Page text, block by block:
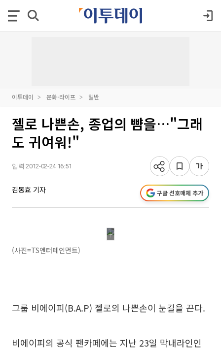
이투데이 문화·라이프 일반
젤로 나쁜손, 종업의 뺨을…"그래
도 귀여워!"
입력 2012-02-24 16:51
김동효 기자 구글 선호매체 추가
(사진=TS엔터테인먼트)
그룹 비에이피(B.A.P) 젤로의 나쁜손이 눈길을 끈다.
비에이피의 공식 팬카페에는 지난 23일 막내라인인